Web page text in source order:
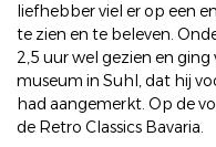
liefhebber viel er op een
te zien en te beleven.
2,5 uur wel gezien en
museum in Suhl, dat hij
had aangemerkt. Op de
de Retro Classics Bavaria.